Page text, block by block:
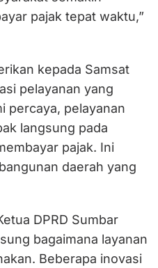
pajak tepat waktu,”
kepada Samsat
pelayanan yang
percaya, pelayanan
langsung pada
pajak. Ini
daerah yang
DPRD Sumbar
bagaimana layanan
Beberapa inovasi